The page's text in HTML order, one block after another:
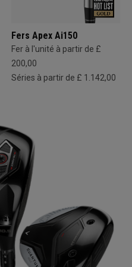
Fers Apex Ai150
Fer à l'unité à partir de £
200,00
Séries à partir de £ 1.142,00